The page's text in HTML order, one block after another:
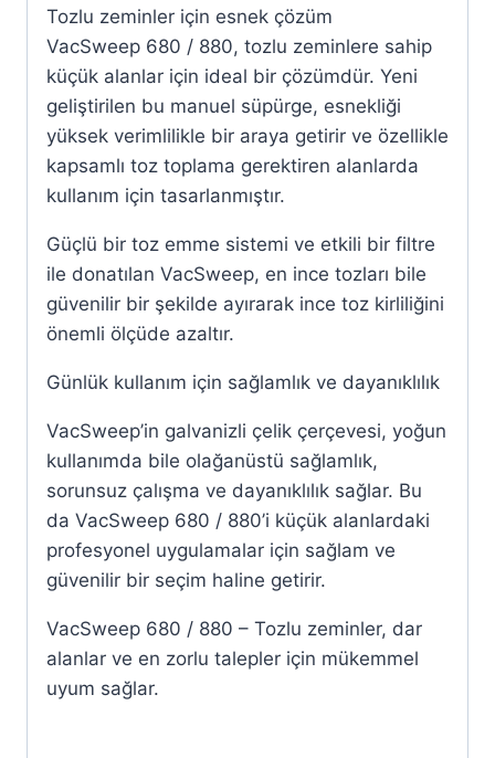
Tozlu zeminler için esnek çözüm
VacSweep 680 / 880, tozlu zeminlere sahip
küçük alanlar için ideal bir çözümdür. Yeni
geliştirilen bu manuel süpürge, esnekliği
yüksek verimlilikle bir araya getirir ve özellikle
kapsamlı toz toplama gerektiren alanlarda
kullanım için tasarlanmıştır.
Güçlü bir toz emme sistemi ve etkili bir filtre
ile donatılan VacSweep, en ince tozları bile
güvenilir bir şekilde ayırarak ince toz kirliliğini
önemli ölçüde azaltır.
Günlük kullanım için sağlamlık ve dayanıklılık
VacSweep’in galvanizli çelik çerçevesi, yoğun
kullanımda bile olağanüstü sağlamlık,
sorunsuz çalışma ve dayanıklılık sağlar. Bu
da VacSweep 680 / 880’i küçük alanlardaki
profesyonel uygulamalar için sağlam ve
güvenilir bir seçim haline getirir.
VacSweep 680 / 880 – Tozlu zeminler, dar
alanlar ve en zorlu talepler için mükemmel
uyum sağlar.